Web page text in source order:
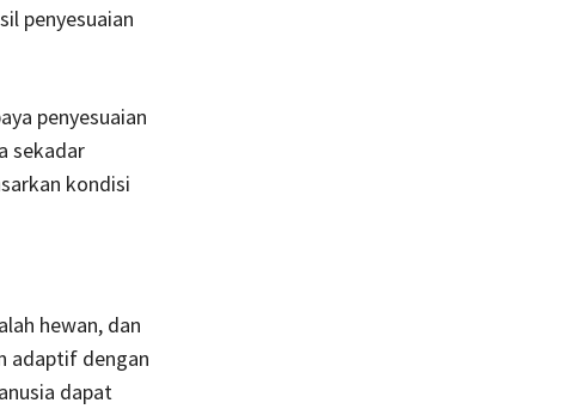
penyesuaian
penyesuaian
sekadar
kondisi
hewan, dan
adaptif dengan
dapat